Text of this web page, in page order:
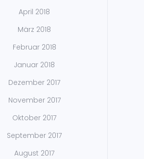
April 2018
März 2018
Februar 2018
Januar 2018
Dezember 2017
November 2017
Oktober 2017
September 2017
August 2017